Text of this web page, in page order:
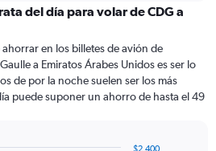
del día para volar de CDG a
en los billetes de avión de
a Emiratos Árabes Unidos es ser lo
de por la noche suelen ser los más
puede suponer un ahorro de hasta el 49